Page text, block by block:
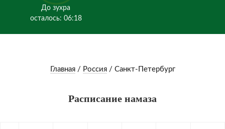
До зухра
осталось: 06:18
Главная/ Россия/ Санкт-Петербург
Расписание намаза